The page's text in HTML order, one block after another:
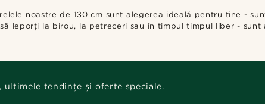
noastre de 130 cm sunt alegerea ideală pentru tine -
leporți la birou, la petreceri sau în timpul timpul liber - sunt
tendințe și oferte speciale.